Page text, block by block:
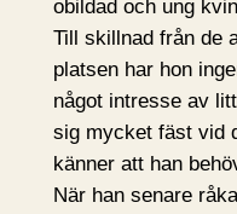
obildad och ung
Till skillnad från de
platsen har hon
något intresse av
sig mycket fäst vid
känner att han
När han senare